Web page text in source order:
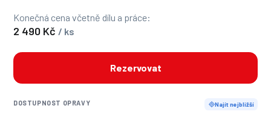
Konečná cena včetně dílu a práce:
2 490 Kč / ks
Rezervovat
DOSTUPNOST OPRAVY Najít nejbližší